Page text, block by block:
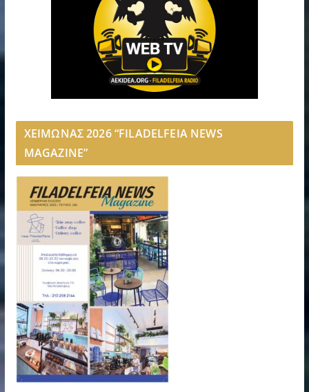
ΧΕΙΜΩΝΑΣ 2026 “FILADELFEIA NEWS
MAGAZINE”